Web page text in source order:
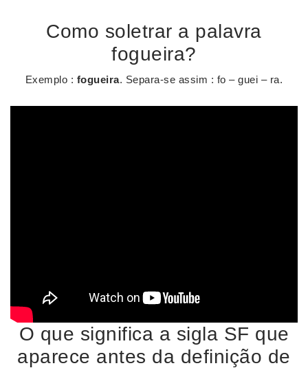
Como soletrar a palavra
fogueira?
Exemplo : fogueira. Separa-se assim : fo – guei – ra.
O que significa a sigla SF que
aparece antes da definição de